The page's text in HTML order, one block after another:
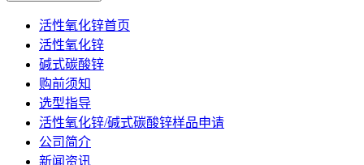
活性氧化锌首页
活性氧化锌
碱式碳酸锌
购前须知
选型指导
活性氧化锌/碱式碳酸锌样品申请
公司简介
新闻资讯